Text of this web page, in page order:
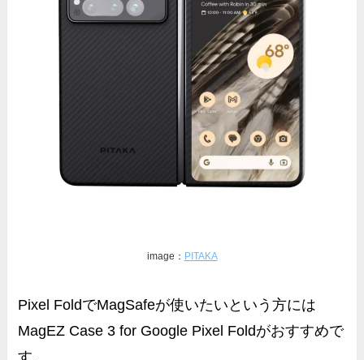
image： PITAKA
Pixel FoldでMagSafeが使いたいという方には
MagEZ Case 3 for Google Pixel Foldがおすすめで
す。